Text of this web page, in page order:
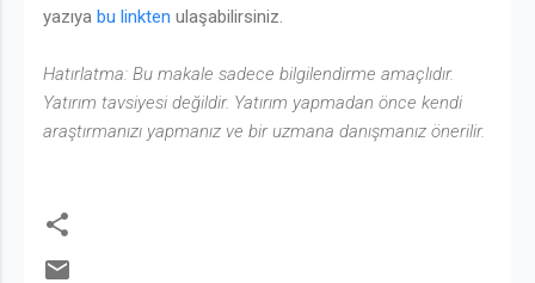
yazıya bu linkten ulaşabilirsiniz.
Hatırlatma: Bu makale sadece bilgilendirme amaçlıdır.
Yatırım tavsiyesi değildir. Yatırım yapmadan önce kendi
araştırmanızı yapmanız ve bir uzmana danışmanız önerilir.